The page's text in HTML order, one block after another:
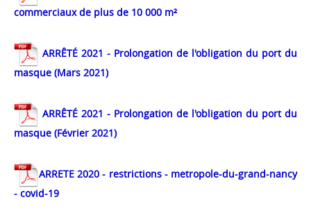
commerciaux de plus de 10 000 m²
ARRÊTÉ 2021 - Prolongation de l'obligation du port du
masque (Mars 2021)
ARRÊTÉ 2021 - Prolongation de l'obligation du port du
masque (Février 2021)
ARRETE 2020 - restrictions - metropole-du-grand-nancy
- covid-19